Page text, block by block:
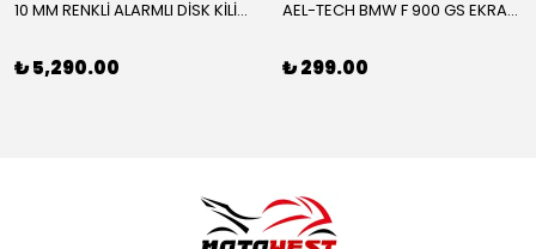
10 MM RENKLİ ALARMLI DİSK KİLİDİ YENİ VERSİYON
₺ 5,290.00
AEL-TECH BMW F 900 GS EKRAN/GÖSTERGE KORUYUCU 2024-2025
₺ 299.00